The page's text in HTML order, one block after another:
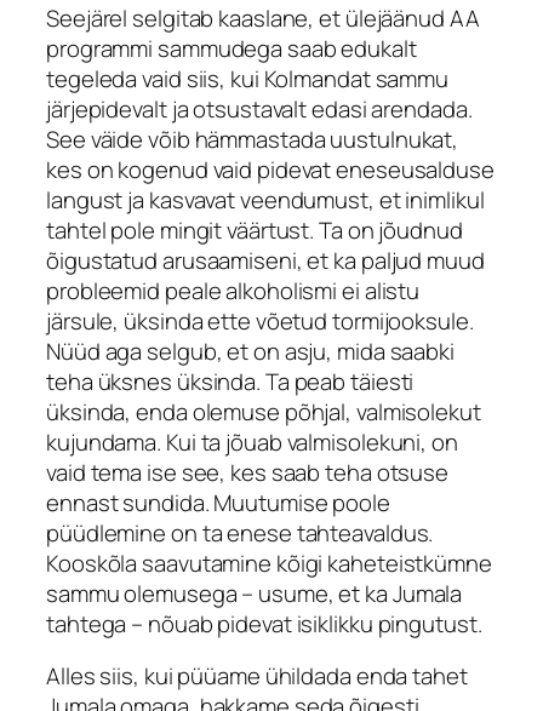
Seejärel selgitab kaaslane, et ülejäänud AA
programmi sammudega saab edukalt
tegeleda vaid siis, kui Kolmandat sammu
järjepidevalt ja otsustavalt edasi arendada.
See väide võib hämmastada uustulnukat,
kes on kogenud vaid pidevat eneseusalduse
langust ja kasvavat veendumust, et inimlikul
tahtel pole mingit väärtust. Ta on jõudnud
õigustatud arusaamiseni, et ka paljud muud
probleemid peale alkoholismi ei alistu
järsule, üksinda ette võetud tormijooksule.
Nüüd aga selgub, et on asju, mida saabki
teha üksnes üksinda. Ta peab täiesti
üksinda, enda olemuse põhjal, valmisolekut
kujundama. Kui ta jõuab valmisolekuni, on
vaid tema ise see, kes saab teha otsuse
ennast sundida. Muutumise poole
püüdlemine on ta enese tahteavaldus.
Kooskõla saavutamine kõigi kaheteistkümne
sammu olemusega – usume, et ka Jumala
tahtega – nõuab pidevat isiklikku pingutust.
Alles siis, kui püüame ühildada enda tahet